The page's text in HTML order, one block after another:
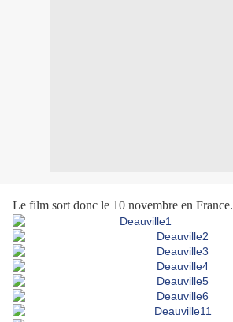
Le film sort donc le 10 novembre en France.